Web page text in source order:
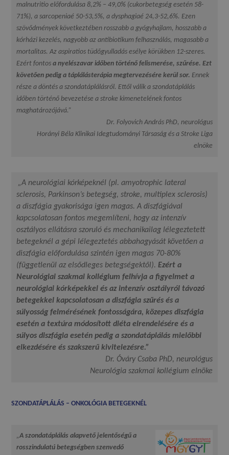
malnutritio előfordulása 8,2% – 49,0% (cukorbetegség esetén 58-
71%), a sarcopeniaé 50-53,5%, a dysphagiaé 24,3-52,6%. Ezen
szövődmények következtében rosszabb a gyógyhajlam, hosszabb a
kórházi kezelés, nagyobb az antibiotikum felhasználás, magasabb a
mortalitas. Az aspiratios tüdőgyulladás esélye körükben 12-szeres.
Ezért fontosa nyelészavar időben történő felismerése, szűrése. Ezt
követően pedig a táplálásterápia megtervezésére kerül sor. Ennek
része a döntés a szondatáplálásról. Ettől válik a szondatáplálás
időben történő bevezetése a stroke kimenetelének fontos
maghatározójává.”
Dr. Folyovich András PhD, neurológus
Horányi Béla Klinikai Idegtudományi Társaság és a Stroke Liga
elnöke
„A neurológiai kórképeknél (pl. amyotrophic lateral
sclerosis, Parkinson’s betegség, stroke, multiplex sclerosis)
a diszfágia gyakorisága igen magas. A diszfágiával
kapcsolatosan fontos megemlíteni, hogy az intenzív
osztályos ellátásra szoruló és mechanikailag lélegeztetett
betegeknél a gépi lélegeztetés abbahagyását követően a
diszfágia előfordulása szintén igen magas 70-80%
(függetlenül az elsődleges betegségektől).Ezért a
Neurológiai szakmai kollégium felhívja a figyelmet a
neurológiai kórképekkel és az intenzív osztályról távozó
betegekkel kapcsolatosan a diszfágia szűrés és a
súlyosság felmérésének fontosságára, közepes diszfágia
esetén a textúra módosított diéta elrendelésére és a
súlyos diszfágia esetén pedig a szondatáplálás mielőbbi
elkezdésére és szakszerű kivitelezésre.”
Dr. Óváry Csaba PhD, neurológus
Neurológia szakmai kollégium elnöke
SZONDATÁPLÁLÁS – ONKOLÓGIA BETEGEKNÉL
„A szondatáplálás alapvető jelentőségű a
rosszindulatú betegségben szenvedő